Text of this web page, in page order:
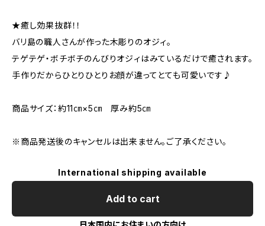
★癒し効果抜群！！
バリ島の職人さんが作った木彫りのオジィ。
テゲテゲ・ボチボチのんびりオジィはみているだけで癒されます。
手作りだからひとりひとりお顔が違ってとても可愛いです♪
商品サイズ：約11㎝×5㎝ 厚み約5㎝
※商品発送後のキャンセルは出来ません。ご了承ください。
International shipping available
Add to cart